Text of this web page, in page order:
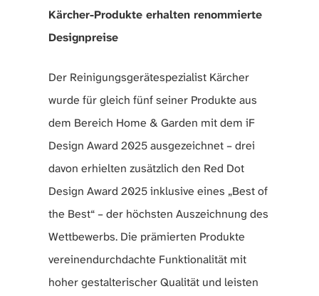
Kärcher-Produkte erhalten renommierte
Designpreise
Der Reinigungsgerätespezialist Kärcher
wurde für gleich fünf seiner Produkte aus
dem Bereich Home & Garden mit dem iF
Design Award 2025 ausgezeichnet – drei
davon erhielten zusätzlich den Red Dot
Design Award 2025 inklusive eines „Best of
the Best“ – der höchsten Auszeichnung des
Wettbewerbs. Die prämierten Produkte
vereinendurchdachte Funktionalität mit
hoher gestalterischer Qualität und leisten